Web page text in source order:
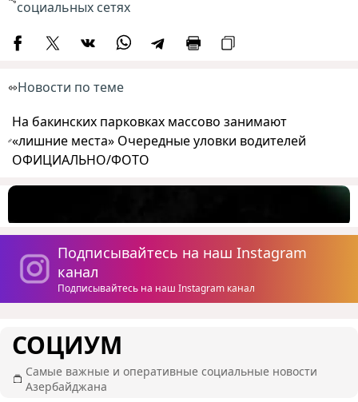
социальных сетях
Новости по теме
На бакинских парковках массово занимают
«лишние места» Очередные уловки водителей
ОФИЦИАЛЬНО/ФОТО
Подписывайтесь на наш Instagram
канал
Подписывайтесь на наш Instagram канал
СОЦИУМ
Самые важные и оперативные социальные новости
Азербайджана